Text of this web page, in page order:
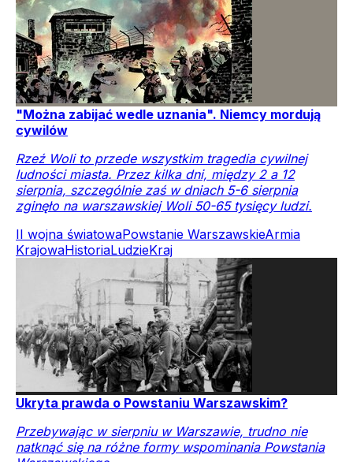
"Można zabijać wedle uznania". Niemcy mordują
cywilów
Rzeź Woli to przede wszystkim tragedia cywilnej
ludności miasta. Przez kilka dni, między 2 a 12
sierpnia, szczególnie zaś w dniach 5-6 sierpnia
zginęło na warszawskiej Woli 50-65 tysięcy ludzi.
II wojna światowaPowstanie WarszawskieArmia
KrajowaHistoriaLudzieKraj
Ukryta prawda o Powstaniu Warszawskim?
Przebywając w sierpniu w Warszawie, trudno nie
natknąć się na różne formy wspominania Powstania